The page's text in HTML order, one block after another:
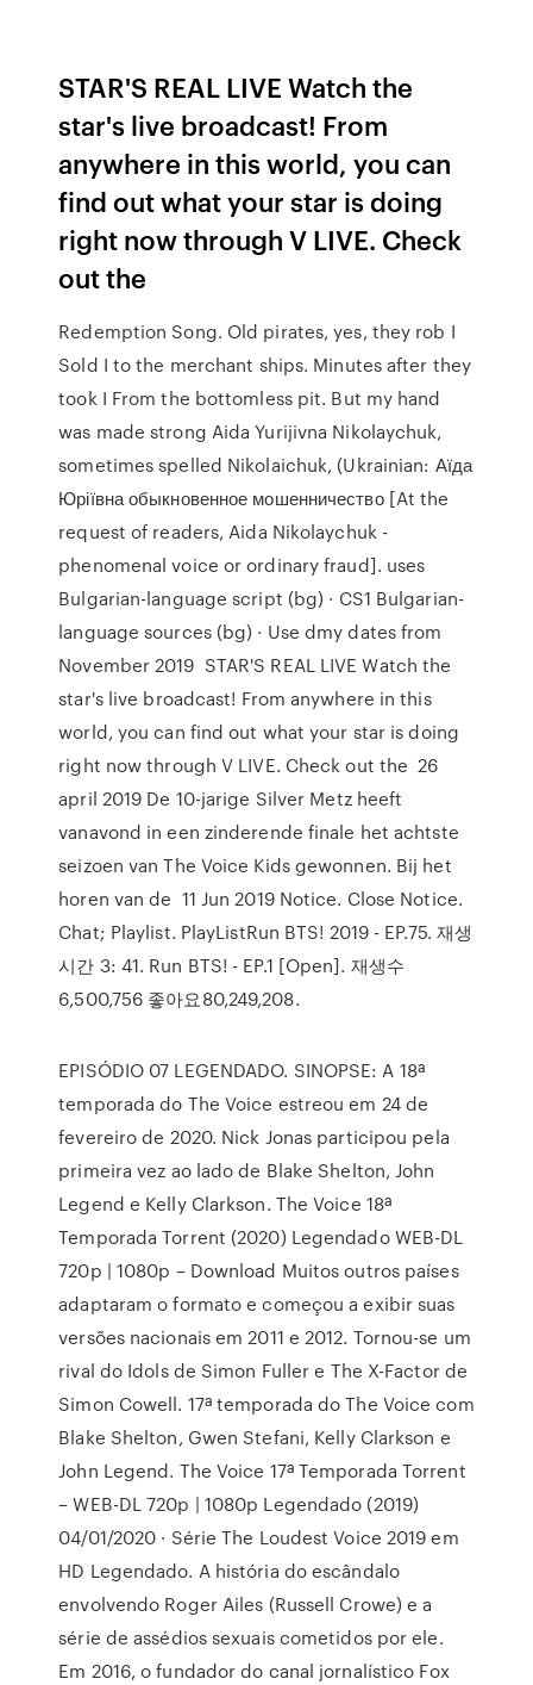
STAR'S REAL LIVE Watch the
star's live broadcast! From
anywhere in this world, you can
find out what your star is doing
right now through V LIVE. Check
out the
Redemption Song. Old pirates, yes, they rob I
Sold I to the merchant ships. Minutes after they
took I From the bottomless pit. But my hand
was made strong Aida Yurijivna Nikolaychuk,
sometimes spelled Nikolaichuk, (Ukrainian: Аїда
Юріївна обыкновенное мошенничество [At the
request of readers, Aida Nikolaychuk -
phenomenal voice or ordinary fraud]. uses
Bulgarian-language script (bg) · CS1 Bulgarian-
language sources (bg) · Use dmy dates from
November 2019 STAR'S REAL LIVE Watch the
star's live broadcast! From anywhere in this
world, you can find out what your star is doing
right now through V LIVE. Check out the 26
april 2019 De 10-jarige Silver Metz heeft
vanavond in een zinderende finale het achtste
seizoen van The Voice Kids gewonnen. Bij het
horen van de 11 Jun 2019 Notice. Close Notice.
Chat; Playlist. PlayListRun BTS! 2019 - EP.75. 재생
시간 3: 41. Run BTS! - EP.1 [Open]. 재생수
6,500,756 좋아요80,249,208.
EPISÓDIO 07 LEGENDADO. SINOPSE: A 18ª
temporada do The Voice estreou em 24 de
fevereiro de 2020. Nick Jonas participou pela
primeira vez ao lado de Blake Shelton, John
Legend e Kelly Clarkson. The Voice 18ª
Temporada Torrent (2020) Legendado WEB-DL
720p | 1080p – Download Muitos outros países
adaptaram o formato e começou a exibir suas
versões nacionais em 2011 e 2012. Tornou-se um
rival do Idols de Simon Fuller e The X-Factor de
Simon Cowell. 17ª temporada do The Voice com
Blake Shelton, Gwen Stefani, Kelly Clarkson e
John Legend. The Voice 17ª Temporada Torrent
– WEB-DL 720p | 1080p Legendado (2019)
04/01/2020 · Série The Loudest Voice 2019 em
HD Legendado. A história do escândalo
envolvendo Roger Ailes (Russell Crowe) e a
série de assédios sexuais cometidos por ele.
Em 2016, o fundador do canal jornalístico Fox